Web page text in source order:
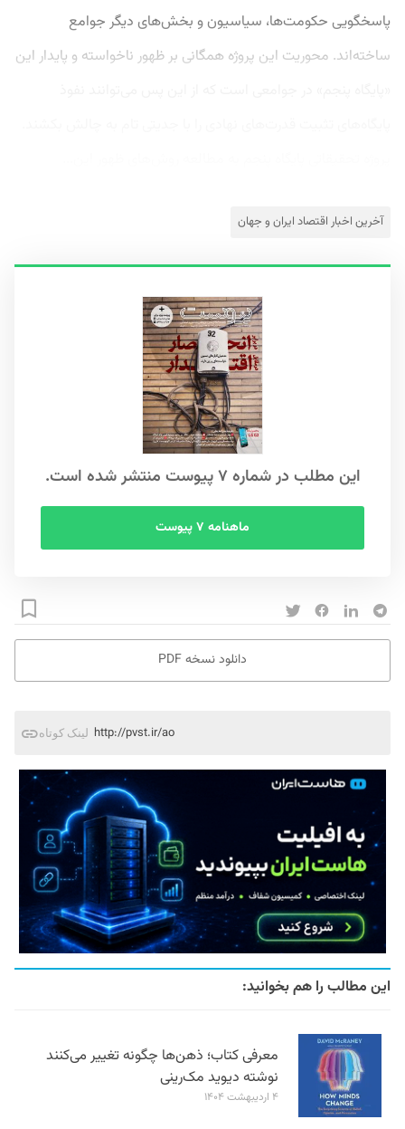
پاسخگویی حکومت‌ها، سیاسیون و بخش‌های دیگر جوامع
ساخته‌اند. محوریت این پروژه همگانی بر ظهور ناخواسته و پایدار این
آخرین اخبار اقتصاد ایران و جهان
این مطلب در شماره ۷ پیوست منتشر شده است.
ماهنامه ۷ پیوست
دانلود نسخه PDF
لینک کوتاه http://pvst.ir/ao
این مطالب را هم بخوانید:
معرفی کتاب؛ ذهن‌ها چگونه تغییر می‌کنند
نوشته دیوید مک‌رینی
۴ اردیبهشت ۱۴۰۴